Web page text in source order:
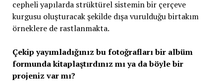
cepheli yapılarda strüktürel sistemin bir çerçeve
kurgusu oluşturacak şekilde dışa vurulduğu birtakım
örneklere de rastlanmakta.
Çekip yayımladığınız bu fotoğrafları bir albüm
formunda kitaplaştırdınız mı ya da böyle bir
projeniz var mı?